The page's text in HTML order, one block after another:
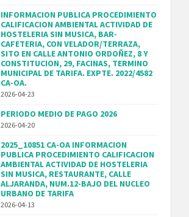
INFORMACION PUBLICA PROCEDIMIENTO
CALIFICACION AMBIENTAL ACTIVIDAD DE
HOSTELERIA SIN MUSICA, BAR-
CAFETERIA, CON VELADOR/TERRAZA,
SITO EN CALLE ANTONIO ORDOÑEZ, 8 Y
CONSTITUCION, 29, FACINAS, TERMINO
MUNICIPAL DE TARIFA. EXPTE. 2022/4582
CA-OA.
2026-04-23
PERIODO MEDIO DE PAGO 2026
2026-04-20
2025_10851 CA-OA INFORMACION
PUBLICA PROCEDIMIENTO CALIFICACION
AMBIENTAL ACTIVIDAD DE HOSTELERIA
SIN MUSICA, RESTAURANTE, CALLE
ALJARANDA, NUM.12-BAJO DEL NUCLEO
URBANO DE TARIFA
2026-04-13